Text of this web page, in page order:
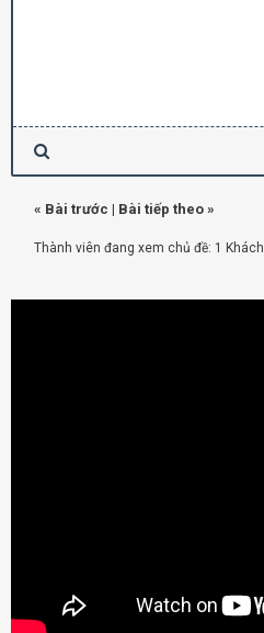
« Bài trước | Bài tiếp theo »
Thành viên đang xem chủ đề: 1 Khách